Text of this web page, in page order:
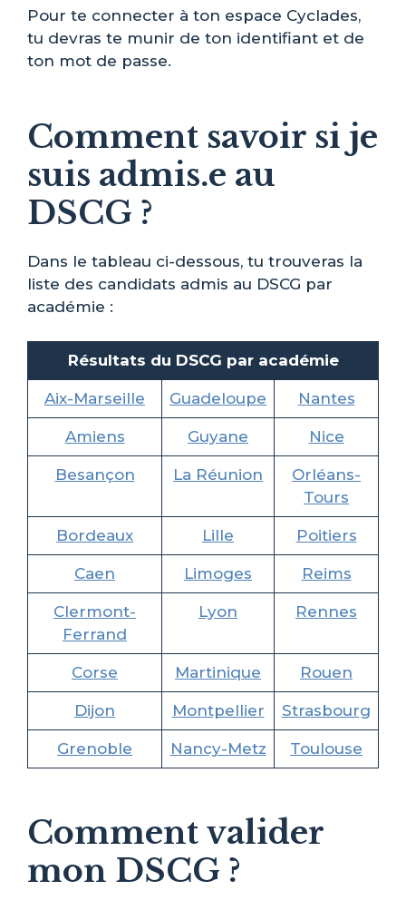
Pour te connecter à ton espace Cyclades,
tu devras te munir de ton identifiant et de
ton mot de passe.
Comment savoir si je
suis admis.e au
DSCG ?
Dans le tableau ci-dessous, tu trouveras la
liste des candidats admis au DSCG par
académie :
Résultats du DSCG par académie
Aix-Marseille Guadeloupe Nantes
Amiens Guyane Nice
Besançon La Réunion
Orléans-
Tours
Bordeaux Lille Poitiers
Caen Limoges Reims
Clermont-
Ferrand
Lyon Rennes
Corse Martinique Rouen
Dijon Montpellier Strasbourg
Grenoble Nancy-Metz Toulouse
Comment valider
mon DSCG ?